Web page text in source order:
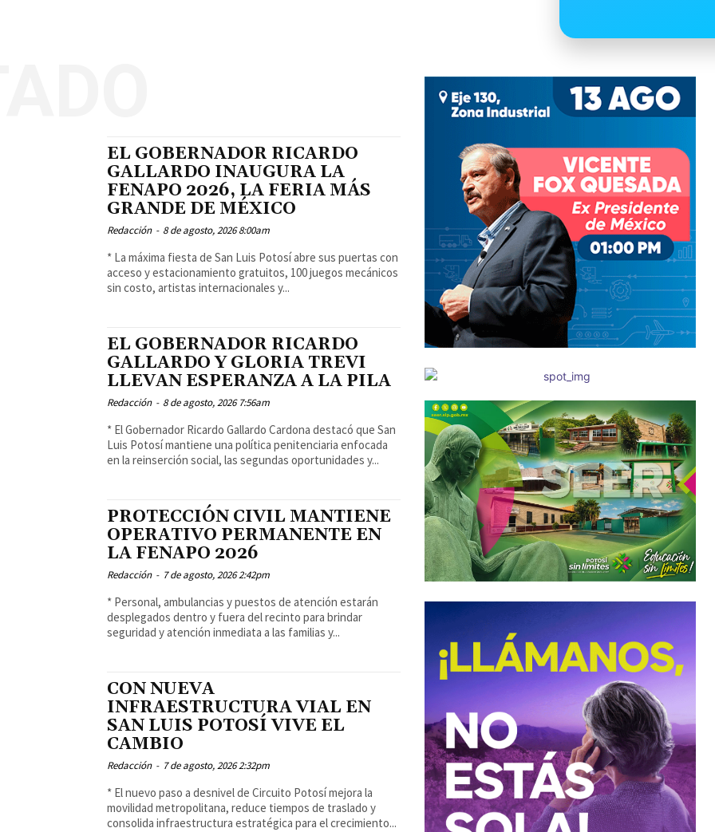
EL GOBERNADOR RICARDO
GALLARDO INAUGURA LA
FENAPO 2026, LA FERIA MÁS
GRANDE DE MÉXICO
Redacción - 8 de agosto, 2026 8:00am
* La máxima fiesta de San Luis Potosí abre sus puertas con
acceso y estacionamiento gratuitos, 100 juegos mecánicos
sin costo, artistas internacionales y...
EL GOBERNADOR RICARDO
GALLARDO Y GLORIA TREVI
LLEVAN ESPERANZA A LA PILA
Redacción - 8 de agosto, 2026 7:56am
* El Gobernador Ricardo Gallardo Cardona destacó que San
Luis Potosí mantiene una política penitenciaria enfocada
en la reinserción social, las segundas oportunidades y...
PROTECCIÓN CIVIL MANTIENE
OPERATIVO PERMANENTE EN
LA FENAPO 2026
Redacción - 7 de agosto, 2026 2:42pm
* Personal, ambulancias y puestos de atención estarán
desplegados dentro y fuera del recinto para brindar
seguridad y atención inmediata a las familias y...
CON NUEVA
INFRAESTRUCTURA VIAL EN
SAN LUIS POTOSÍ VIVE EL
CAMBIO
Redacción - 7 de agosto, 2026 2:32pm
* El nuevo paso a desnivel de Circuito Potosí mejora la
movilidad metropolitana, reduce tiempos de traslado y
consolida infraestructura estratégica para el crecimiento...